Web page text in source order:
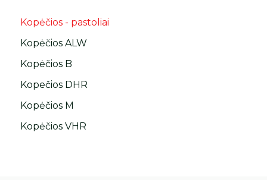
Kopėčios - pastoliai
Kopėčios ALW
Kopėčios B
Kopečios DHR
Kopėčios M
Kopėčios VHR